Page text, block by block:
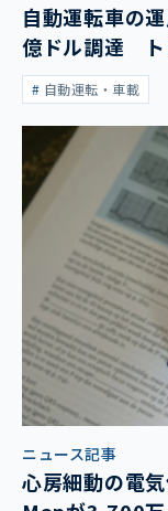
自動運転車の
億ドル調達 ト
自動運転・車載
ニュース記事
心房細動の電